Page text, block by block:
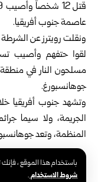
باستخدام هذا الموقع ،
شروط الاستخدام.
عاصمة جنوب أفريقيا.
لقوا حتفهم وأصيب
مسلحون النار في
جوهانسبورغ.
وتشهد جنوب أفريقيا
الجريمة، ولا سيما
المنظمة، وتعد